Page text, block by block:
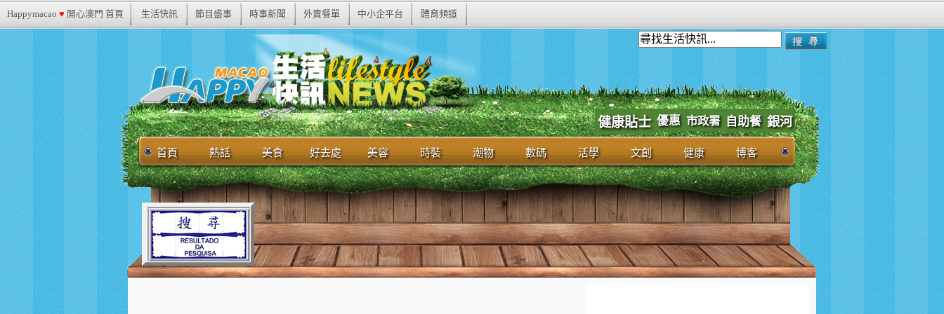
Happymacao ♥ 開心澳門 首頁 生活快訊 節目盛事 時事新聞 外賣餐單 中小企平台 體育頻道
健康貼士 優惠 市政署 自助餐 銀河
首頁 熱話 美食 好去處 美容 時裝 潮物 數碼 活學 文創 健康 博客